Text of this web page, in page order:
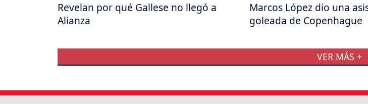
Revelan por qué Gallese no llegó a
Alianza
Marcos López dio una
goleada de Copenhague
VER MÁS +